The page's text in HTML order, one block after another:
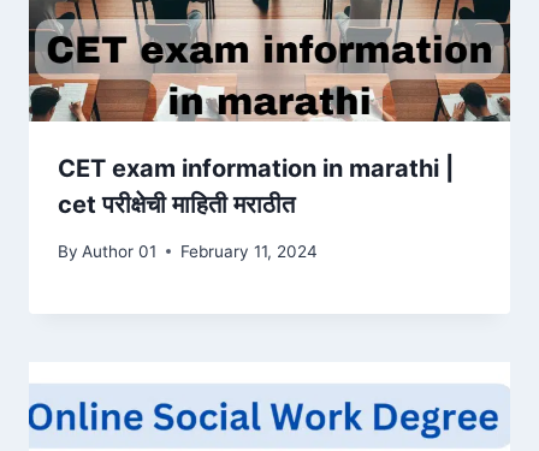
CET exam information in marathi |
cet परीक्षेची माहिती मराठीत
By Author 01 February 11, 2024